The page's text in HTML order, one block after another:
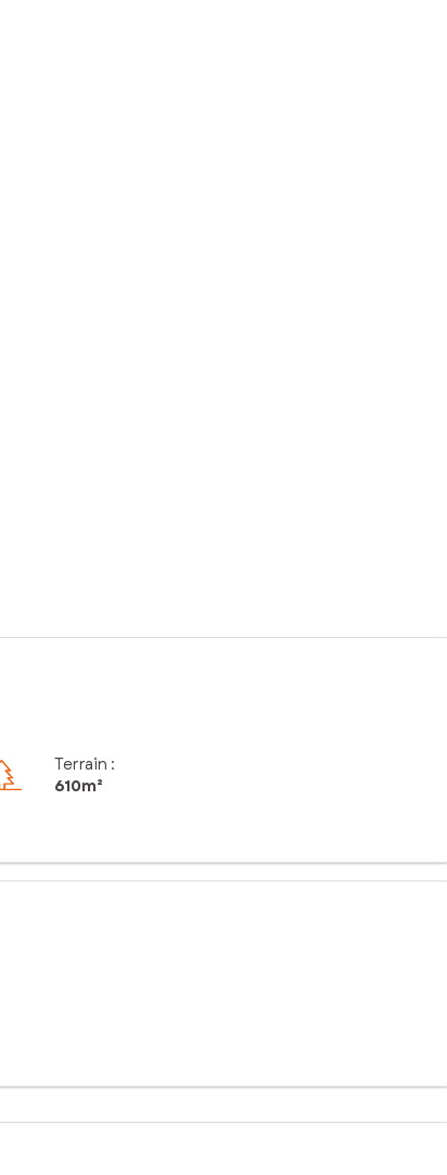
Terrain :
610m²
Avec une surface plancher de 180 m², il offre un